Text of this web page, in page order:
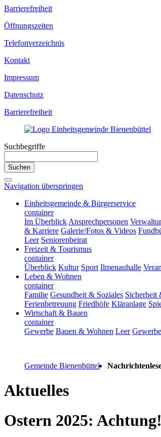
Barrierefreiheit
Öffnungszeiten
Telefonverzeichnis
Kontakt
Impressum
Datenschutz
Barrierefreiheit
Suchbegriffe
Suchen
Navigation überspringen
Einheitsgemeinde & Bürgerservice
container
Im Überblick Ansprechpersonen
& Karriere Galerie/Fotos & Videos
Leer Seniorenbeirat
Freizeit & Tourismus
container
Überblick Kultur Sport Ilmenauhalle
Leben & Wohnen
container
Familie Gesundheit & Soziales Sicherheit
Ferienbetreuung Friedhöfe Kläranlage
Wirtschaft & Bauen
container
Gewerbe Bauen & Wohnen Leer
Gemeinde Bienenbüttel
Aktuelles
Ostern 2025: